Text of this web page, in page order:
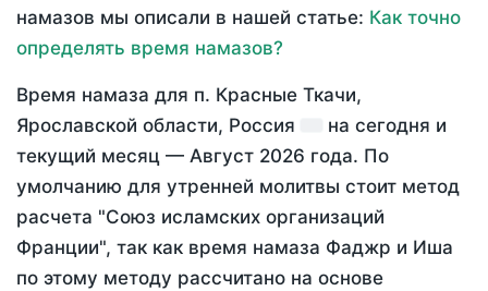
намазов мы описали в нашей статье: Как точно
определять время намазов?
Время намаза для п. Красные Ткачи,
Ярославской области, Россия
на сегодня и
текущий месяц — Август 2026 года. По
умолчанию для утренней молитвы стоит метод
расчета "Союз исламских организаций
Франции", так как время намаза Фаджр и Иша
по этому методу рассчитано на основе